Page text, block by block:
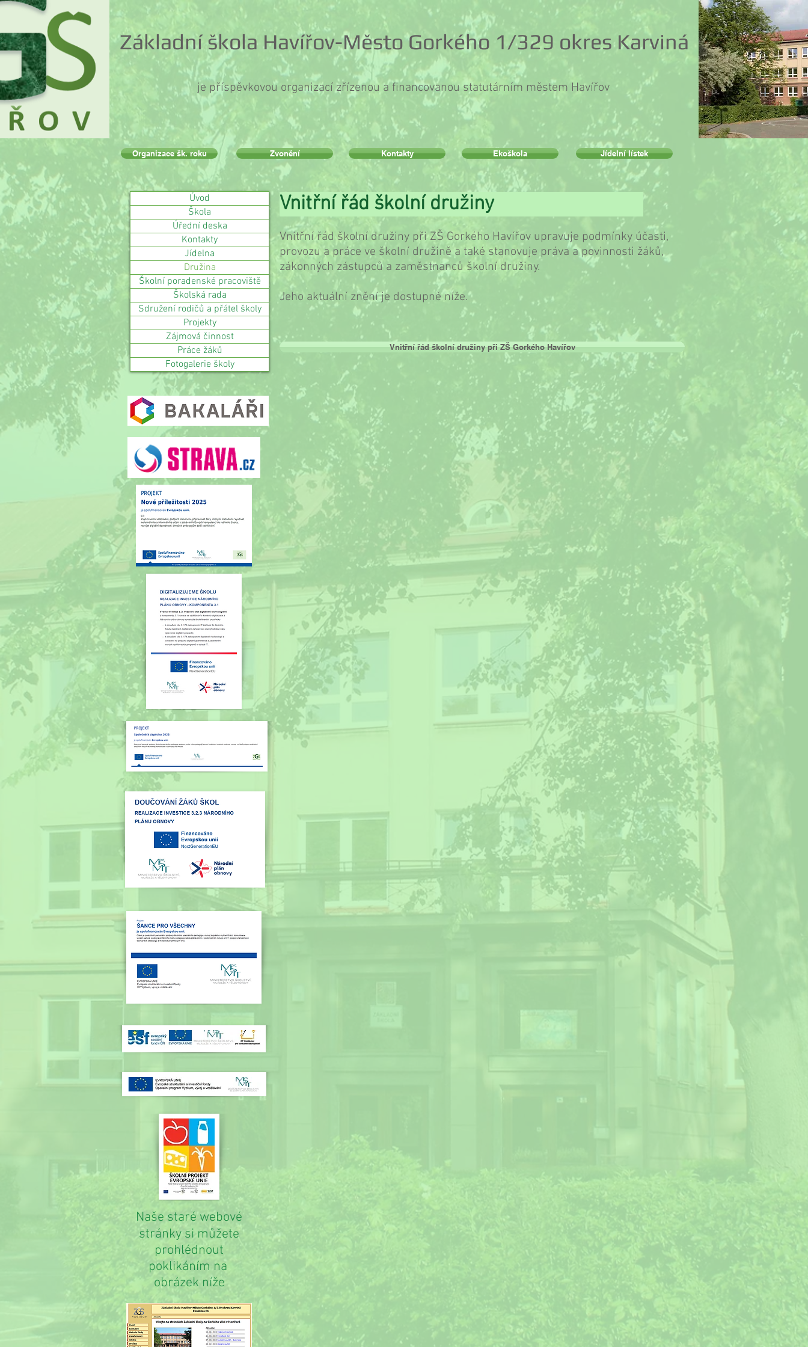
Základní škola Havířov-Město Gorkého 1/329 okres Karviná
je příspěvkovou organizací zřízenou a financovanou statutárním městem Havířov
Vnitřní řád školní družiny
Vnitřní řád školní družiny při ZŠ Gorkého Havířov upravuje podmínky účasti,
provozu a práce ve školní družině a také stanovuje práva a povinnosti žáků,
zákonných zástupců a zaměstnanců školní družiny.
Jeho aktuální znění je dostupné níže.
Vnitřní řád školní družiny při ZŠ Gorkého Havířov
Organizace šk. roku Zvonění Kontakty Ekoškola Jídelní lístek
Naše staré webové
stránky si můžete
prohlédnout
poklikáním na
obrázek níže
Úvod
Škola
Úřední deska
Kontakty
Jídelna
Družina
Školní poradenské pracoviště
Školská rada
Sdružení rodičů a přátel školy
Projekty
Zájmová činnost
Práce žáků
Fotogalerie školy